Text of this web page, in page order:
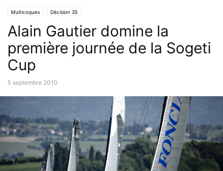
Multicoques Décision 35
Alain Gautier domine la
première journée de la Sogeti
Cup
5 septembre 2010